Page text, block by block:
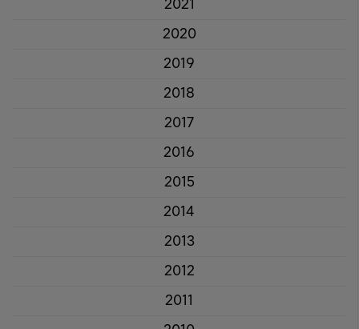
2021
2020
2019
2018
2017
2016
2015
2014
2013
2012
2011